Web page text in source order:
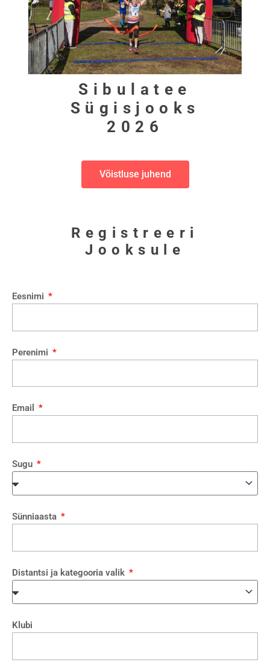
Sibulatee
Sügisjooks
2026
Võistluse juhend
Registreeri
Jooksule
Eesnimi
Perenimi
Email
Sugu
Sünniaasta
Distantsi ja kategooria valik
Klubi